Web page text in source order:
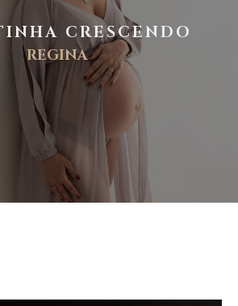
CRESCENDO
REGINA